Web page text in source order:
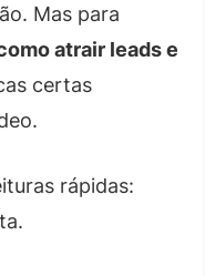
Mas para
atrair leads e
certas
rápidas: